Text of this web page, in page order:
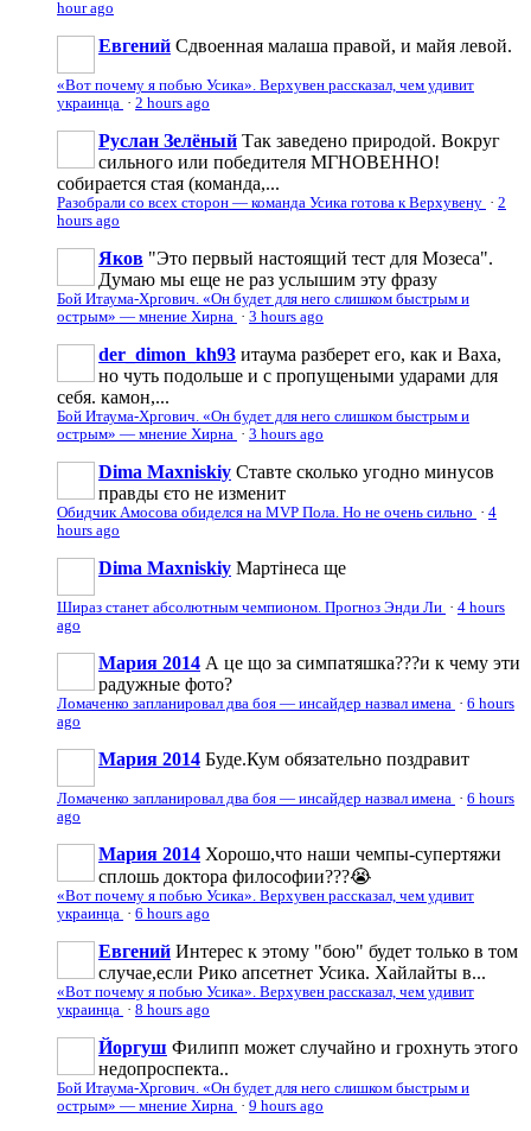
hour ago
Евгений Сдвоенная малаша правой, и майя левой.
«Вот почему я побью Усика». Верхувен рассказал, чем удивит
украинца · 2 hours ago
Руслан Зелёный Так заведено природой. Вокруг
сильного или победителя МГНОВЕННО!
собирается стая (команда,...
Разобрали со всех сторон — команда Усика готова к Верхувену · 2
hours ago
Яков "Это первый настоящий тест для Мозеса".
Думаю мы еще не раз услышим эту фразу
Бой Итаума-Хргович. «Он будет для него слишком быстрым и
острым» — мнение Хирна · 3 hours ago
der_dimon_kh93 итаума разберет его, как и Ваха,
но чуть подольше и с пропущеными ударами для
себя. камон,...
Бой Итаума-Хргович. «Он будет для него слишком быстрым и
острым» — мнение Хирна · 3 hours ago
Dima Maxniskiy Ставте сколько угодно минусов
правды єто не изменит
Обидчик Амосова обиделся на MVP Пола. Но не очень сильно · 4
hours ago
Dima Maxniskiy Мартінеса ще
Шираз станет абсолютным чемпионом. Прогноз Энди Ли · 4 hours
ago
Мария 2014 А це що за симпатяшка???и к чему эти
радужные фото?
Ломаченко запланировал два боя — инсайдер назвал имена · 6 hours
ago
Мария 2014 Буде.Кум обязательно поздравит
Ломаченко запланировал два боя — инсайдер назвал имена · 6 hours
ago
Мария 2014 Хорошо,что наши чемпы-супертяжи
сплошь доктора философии???😭
«Вот почему я побью Усика». Верхувен рассказал, чем удивит
украинца · 6 hours ago
Евгений Интерес к этому "бою" будет только в том
случае,если Рико апсетнет Усика. Хайлайты в...
«Вот почему я побью Усика». Верхувен рассказал, чем удивит
украинца · 8 hours ago
Йоргуш Филипп может случайно и грохнуть этого
недопроспекта..
Бой Итаума-Хргович. «Он будет для него слишком быстрым и
острым» — мнение Хирна · 9 hours ago